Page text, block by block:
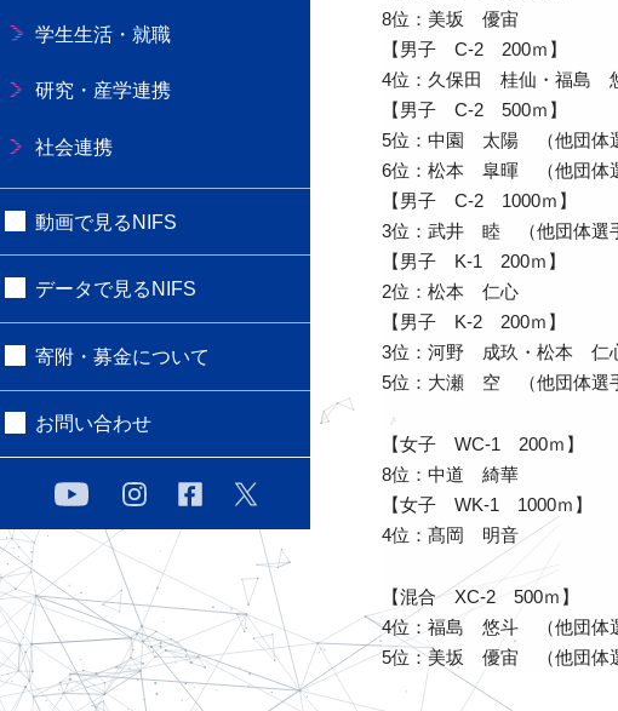
学生生活・就職
研究・産学連携
社会連携
動画で見るNIFS
データで見るNIFS
寄附・募金について
お問い合わせ
8位：美坂 優宙
【男子 C-2 200ｍ】
4位：久保田 桂仙・福島
【男子 C-2 500ｍ】
5位：中園 太陽 （他団体
6位：松本 皐暉 （他団体
【男子 C-2 1000ｍ】
3位：武井 睦 （他団体選
【男子 K-1 200ｍ】
2位：松本 仁心
【男子 K-2 200ｍ】
3位：河野 成玖・松本 仁
5位：大瀬 空 （他団体選
【女子 WC-1 200ｍ】
8位：中道 綺華
【女子 WK-1 1000ｍ】
4位：髙岡 明音
【混合 XC-2 500ｍ】
4位：福島 悠斗 （他団体
5位：美坂 優宙 （他団体